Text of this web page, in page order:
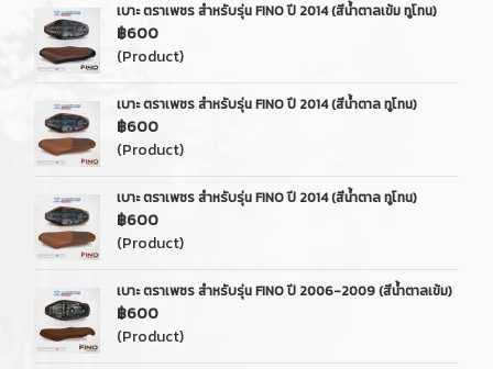
เบาะ ตราเพชร สำหรับรุ่น FINO ปี 2014 (สีน้ำตาลเข้ม ทูโทน)
฿600
(Product)
เบาะ ตราเพชร สำหรับรุ่น FINO ปี 2014 (สีน้ำตาล ทูโทน)
฿600
(Product)
เบาะ ตราเพชร สำหรับรุ่น FINO ปี 2014 (สีน้ำตาล ทูโทน)
฿600
(Product)
เบาะ ตราเพชร สำหรับรุ่น FINO ปี 2006-2009 (สีน้ำตาลเข้ม)
฿600
(Product)